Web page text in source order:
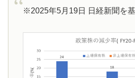
※2025年5月19日 日経新聞を